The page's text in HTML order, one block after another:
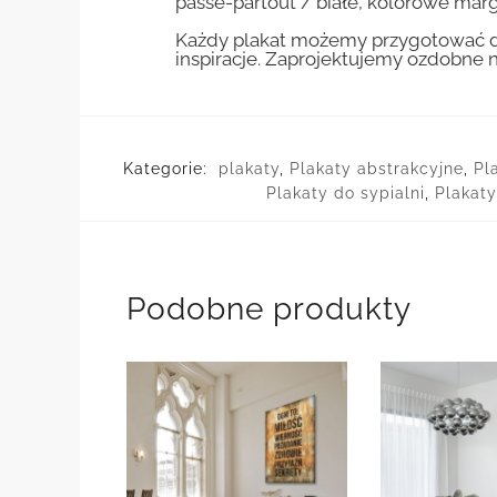
Każdy plakat możemy przygotować
inspiracje. Zaprojektujemy ozdobne
Kategorie: plakaty, Plakaty abstrakcyjne,
Plakaty do sypialni,
Podobne produkty